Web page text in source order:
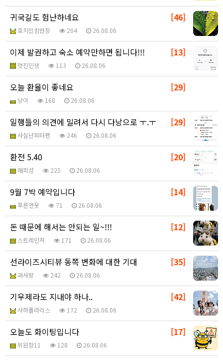
[46]
귀국길도 험난하네요
호치민킴반장 204 26.08.06
[13]
이제 발권하고 숙소 예약만하면 됩니다!!!
멋진인생 113 26.08.06
[29]
오늘 환율이 좋네요
냥이 168 26.08.06
[29]
일행들의 의견에 밀려서 다시 다낭으로 ㅜ.ㅜ
사실난피터팬 246 26.08.06
[20]
환전 5.40
해피성 225 26.08.06
[14]
9월 7박 예약입니다
푸른연못 71 26.08.06
[12]
돈 때문에 해서는 안되는 일~!!!
스트레인져 171 26.08.06
[35]
선라이즈시티뷰 동쪽 변화에 대한 기대
과사랑 242 26.08.06
[42]
기우제라도 지내야 하나..
사하폴라리스 172 26.08.06
[17]
오늘도 화이팅입니다
위원장11 128 26.08.06